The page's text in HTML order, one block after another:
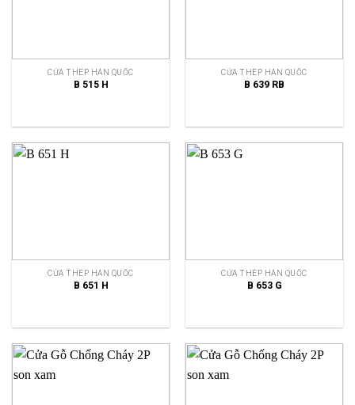
CỬA THÉP HÀN QUỐC
B 515 H
CỬA THÉP HÀN QUỐC
B 639 RB
CỬA THÉP HÀN QUỐC
B 651 H
CỬA THÉP HÀN QUỐC
B 653 G